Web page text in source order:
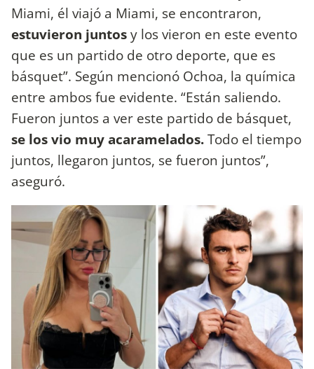
Miami, él viajó a Miami, se encontraron,
estuvieron juntosy los vieron en este evento
que es un partido de otro deporte, que es
básquet”. Según mencionó Ochoa, la química
entre ambos fue evidente. “Están saliendo.
Fueron juntos a ver este partido de básquet,
se los vio muy acaramelados.Todo el tiempo
juntos, llegaron juntos, se fueron juntos”,
aseguró.